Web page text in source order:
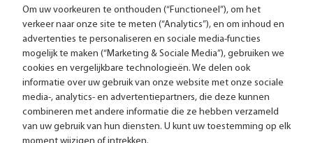
Gratis bezorging vanaf 99,-
Advies op maat
Meer dan 25.000 lampen op voorraad
Om uw voorkeuren te onthouden (“Functioneel”), om het
verkeer naar onze site te meten (“Analytics”), en om inhoud en
advertenties te personaliseren en sociale media-functies
mogelijk te maken (“Marketing & Sociale Media”), gebruiken we
cookies en vergelijkbare technologieën. We delen ook
informatie over uw gebruik van onze website met onze sociale
media-, analytics- en advertentiepartners, die deze kunnen
combineren met andere informatie die ze hebben verzameld
van uw gebruik van hun diensten. U kunt uw toestemming op elk